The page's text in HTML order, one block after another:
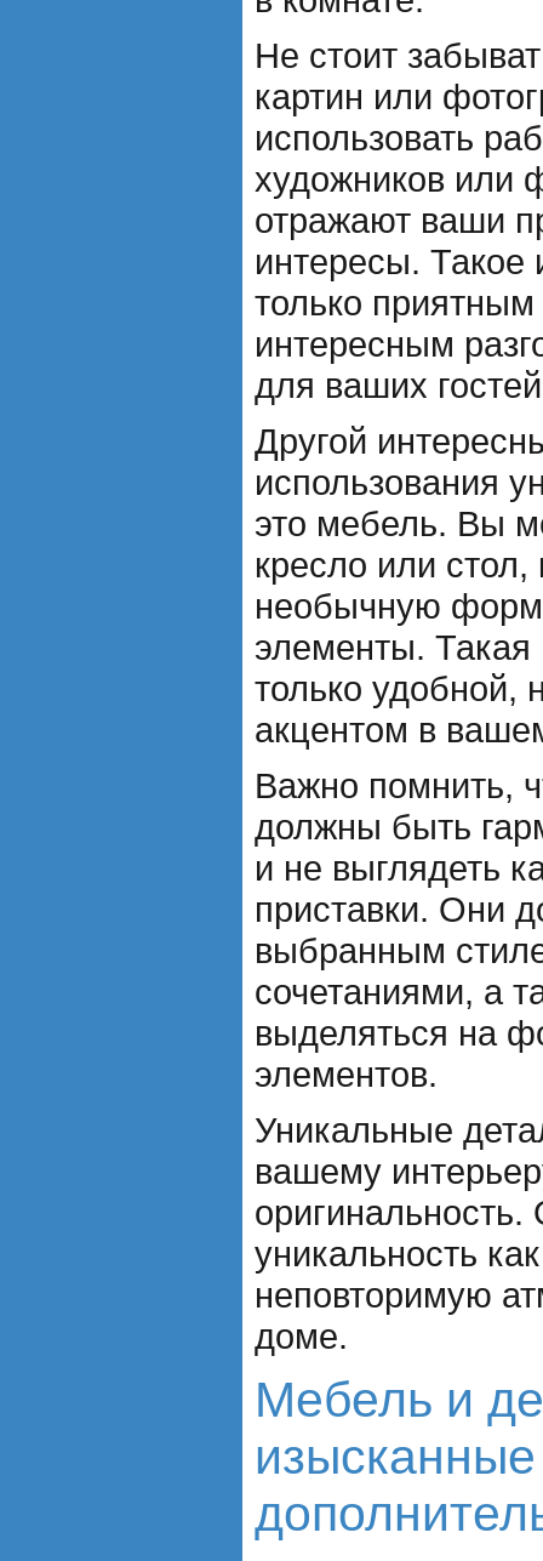
Не стоит
картин или
использовать
художников или
отражают ваши
интересы. Такое
только
интересным
для ваших
Другой
использования
это мебель. Вы
кресло или
необычную
элементы. Такая
только удобной,
акцентом в
Важно помнить,
должны быть
и не выглядеть
приставки. Они
выбранным
сочетаниями, а
выделяться на
элементов.
Уникальные
вашему
уникальность
неповторимую
доме.
Мебель и